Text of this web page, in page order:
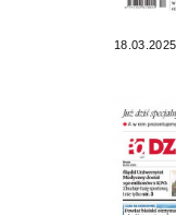
18.03.2025